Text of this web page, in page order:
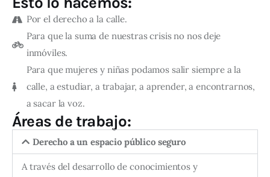
Por el derecho a la calle.
Para que la suma de nuestras crisis no nos deje
inmóviles.
Para que mujeres y niñas podamos salir siempre a la
calle, a estudiar, a trabajar, a aprender, a encontrarnos,
a sacar la voz.
Áreas de trabajo:
Derecho a un espacio público seguro
A través del desarrollo de conocimientos y